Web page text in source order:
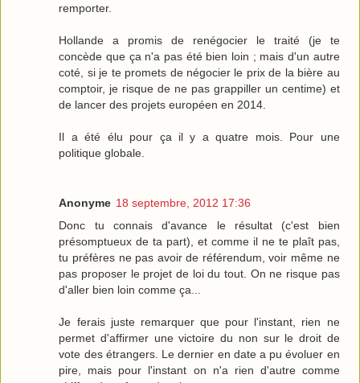
remporter.
Hollande a promis de renégocier le traité (je te
concède que ça n'a pas été bien loin ; mais d'un autre
coté, si je te promets de négocier le prix de la bière au
comptoir, je risque de ne pas grappiller un centime) et
de lancer des projets européen en 2014.
Il a été élu pour ça il y a quatre mois. Pour une
politique globale.
Anonyme 18 septembre, 2012 17:36
Donc tu connais d'avance le résultat (c'est bien
présomptueux de ta part), et comme il ne te plaît pas,
tu préfères ne pas avoir de référendum, voir même ne
pas proposer le projet de loi du tout. On ne risque pas
d'aller bien loin comme ça...
Je ferais juste remarquer que pour l'instant, rien ne
permet d'affirmer une victoire du non sur le droit de
vote des étrangers. Le dernier en date a pu évoluer en
pire, mais pour l'instant on n'a rien d'autre comme